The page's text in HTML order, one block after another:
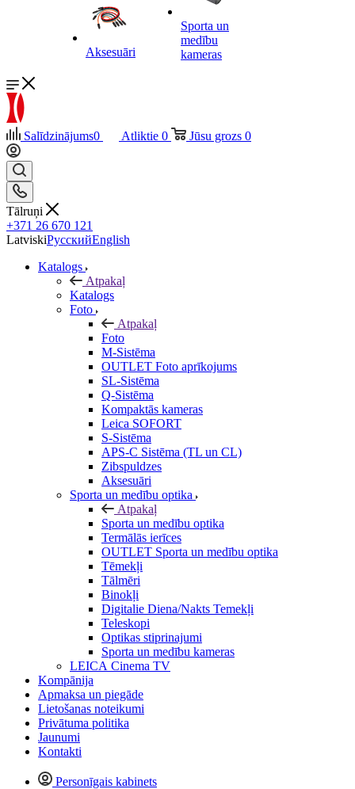
Aksesuāri
Sporta un
medību
kameras
Salīdzinājums0 Atliktie 0 Jūsu grozs 0
Tālruņi
+371 26 670 121
LatviskiРусскийEnglish
Katalogs
Atpakaļ
Katalogs
Foto
Atpakaļ
Foto
M-Sistēma
OUTLET Foto aprīkojums
SL-Sistēma
Q-Sistēma
Kompaktās kameras
Leica SOFORT
S-Sistēma
APS-C Sistēma (TL un CL)
Zibspuldzes
Aksesuāri
Sporta un medību optika
Atpakaļ
Sporta un medību optika
Termālās ierīces
OUTLET Sporta un medību optika
Tēmekļi
Tālmēri
Binokļi
Digitalie Diena/Nakts Temekļi
Teleskopi
Optikas stiprinajumi
Sporta un medību kameras
LEICA Cinema TV
Kompānija
Apmaksa un piegāde
Lietošanas noteikumi
Privātuma politika
Jaunumi
Kontakti
Personīgais kabinets